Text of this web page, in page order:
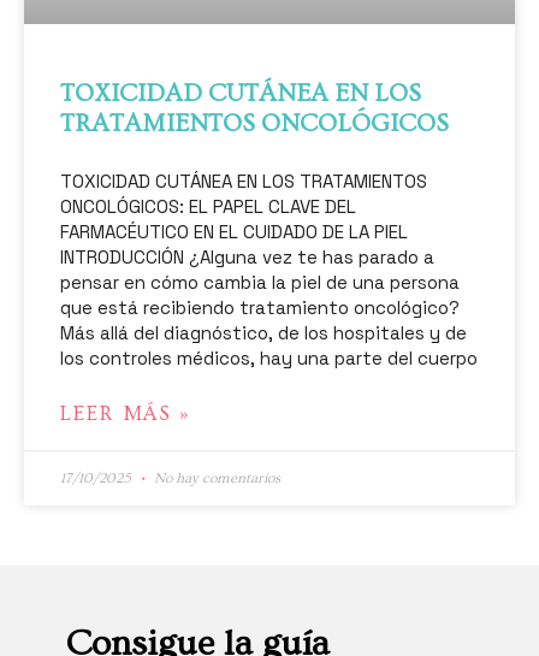
TOXICIDAD CUTÁNEA EN LOS
TRATAMIENTOS ONCOLÓGICOS
TOXICIDAD CUTÁNEA EN LOS TRATAMIENTOS
ONCOLÓGICOS: EL PAPEL CLAVE DEL
FARMACÉUTICO EN EL CUIDADO DE LA PIEL
INTRODUCCIÓN ¿Alguna vez te has parado a
pensar en cómo cambia la piel de una persona
que está recibiendo tratamiento oncológico?
Más allá del diagnóstico, de los hospitales y de
los controles médicos, hay una parte del cuerpo
LEER MÁS »
17/10/2025 No hay comentarios
Consigue la guía